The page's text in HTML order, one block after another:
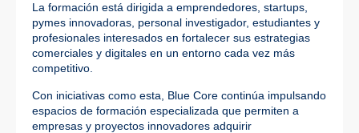
La formación está dirigida a emprendedores, startups,
pymes innovadoras, personal investigador, estudiantes y
profesionales interesados en fortalecer sus estrategias
comerciales y digitales en un entorno cada vez más
competitivo.
Con iniciativas como esta, Blue Core continúa impulsando
espacios de formación especializada que permiten a
empresas y proyectos innovadores adquirir